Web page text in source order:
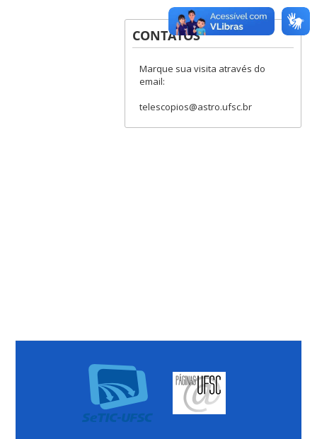
CONTATOS
Marque sua visita através do
email:
telescopios@astro.ufsc.br